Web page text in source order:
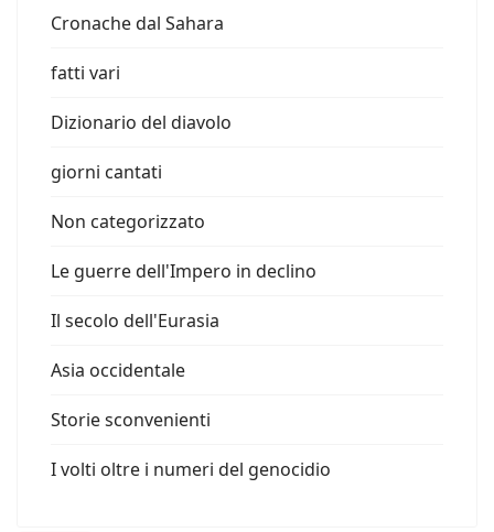
Cronache dal Sahara
fatti vari
Dizionario del diavolo
giorni cantati
Non categorizzato
Le guerre dell'Impero in declino
Il secolo dell'Eurasia
Asia occidentale
Storie sconvenienti
I volti oltre i numeri del genocidio